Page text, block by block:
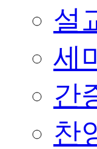
설
세
간
찬